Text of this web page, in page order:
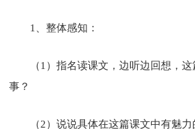
1、整体感知：
（1）指名读课文，边听边回想，
事？
（2）说说具体在这篇课文中有魅